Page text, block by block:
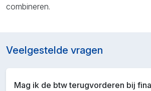
combineren.
Veelgestelde vragen
Mag ik de btw terugvorderen bij